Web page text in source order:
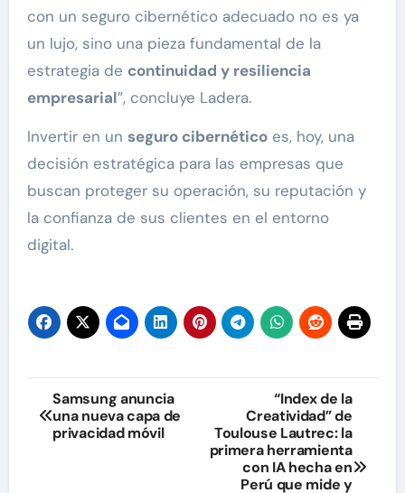
con un seguro cibernético adecuado no es ya
un lujo, sino una pieza fundamental de la
estrategia de continuidad y resiliencia
empresarial”, concluye Ladera.
Invertir en un seguro cibernéticoes, hoy, una
decisión estratégica para las empresas que
buscan proteger su operación, su reputación y
la confianza de sus clientes en el entorno
digital.
Navegación
de
Samsung anuncia
una nueva capa de
privacidad móvil
“Index de la
Creatividad” de
Toulouse Lautrec: la
primera herramienta
con IA hecha en
Perú que mide y